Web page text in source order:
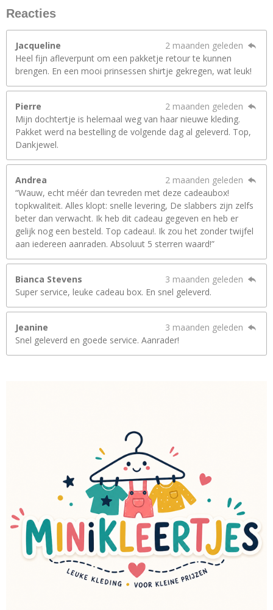
Reacties
Jacqueline
2 maanden geleden
Heel fijn afleverpunt om een pakketje retour te kunnen
brengen. En een mooi prinsessen shirtje gekregen, wat leuk!
Pierre
2 maanden geleden
Mijn dochtertje is helemaal weg van haar nieuwe kleding.
Pakket werd na bestelling de volgende dag al geleverd. Top,
Dankjewel.
Andrea
2 maanden geleden
“Wauw, echt méér dan tevreden met deze cadeaubox!
topkwaliteit. Alles klopt: snelle levering, De slabbers zijn zelfs
beter dan verwacht. Ik heb dit cadeau gegeven en heb er
gelijk nog een besteld. Top cadeau!. Ik zou het zonder twijfel
aan iedereen aanraden. Absoluut 5 sterren waard!”
Bianca Stevens
3 maanden geleden
Super service, leuke cadeau box. En snel geleverd.
Jeanine
3 maanden geleden
Snel geleverd en goede service. Aanrader!